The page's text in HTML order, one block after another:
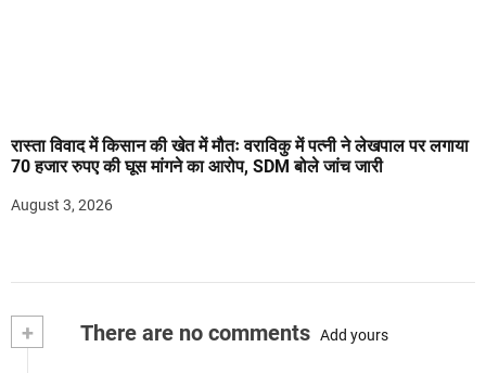
रास्ता विवाद में किसान की खेत में मौतः वराविकु में पत्नी ने लेखपाल पर लगाया
70 हजार रुपए की घूस मांगने का आरोप, SDM बोले जांच जारी
August 3, 2026
+ There are no comments Add yours